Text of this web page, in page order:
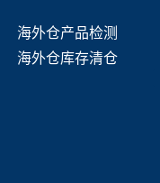
海外仓产品检测
海外仓库存清仓